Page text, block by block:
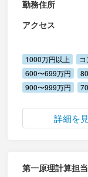
勤務住所
アクセス
1000万円以上
600〜699万円
900〜999万円
詳細を
第一原理計算担